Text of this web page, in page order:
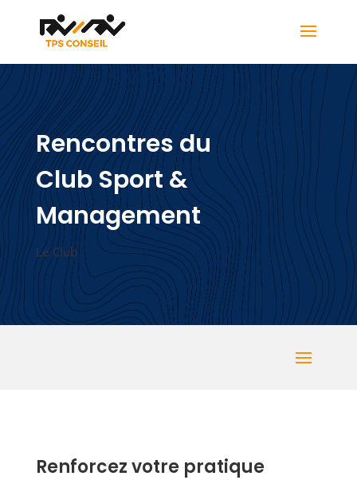
Rencontres du
Club Sport &
Management
Le Club
Renforcez votre pratique